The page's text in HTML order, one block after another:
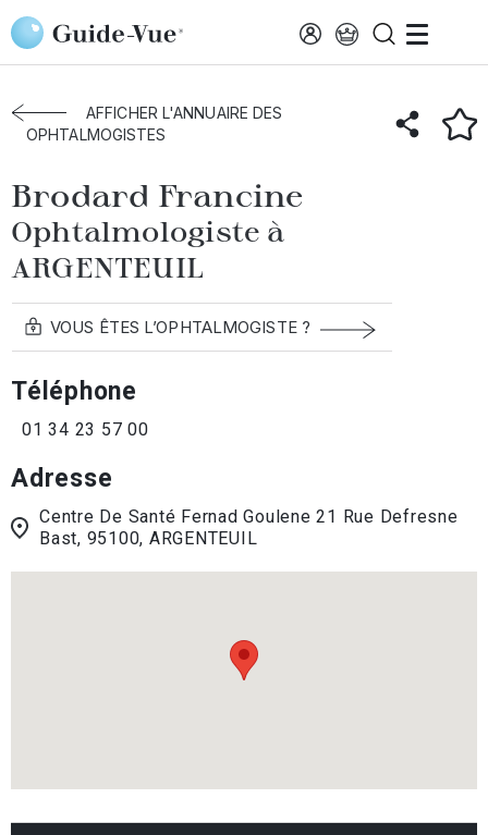
Aller au contenu principal
Accueil Annuaire des ophtalmologistes
Argenteuil
Brodard Francine
AFFICHER L'ANNUAIRE DES
OPHTALMOGISTES
Brodard Francine
Ophtalmologiste à
ARGENTEUIL
VOUS ÊTES L’OPHTALMOGISTE ?
Téléphone
01 34 23 57 00
Adresse
Centre De Santé Fernad Goulene 21 Rue Defresne
Bast, 95100, ARGENTEUIL